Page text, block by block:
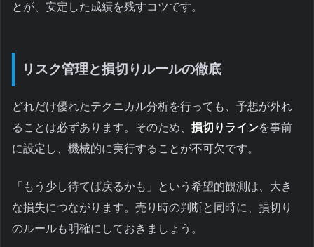
とが、安定した成績を残すコツです。
リスク管理と損切りルールの徹底
どれだけ優れたテクニカル分析を行っても、予想が外れ
ることは必ずあります。そのため、 損切りラインを事前
に設定し、機械的に実行することが不可欠です。
「もう少し待てば戻るかも」という希望的観測は、大き
な損失につながります。売り時の判断と同時に、損切り
のルールも明確にしておきましょう。